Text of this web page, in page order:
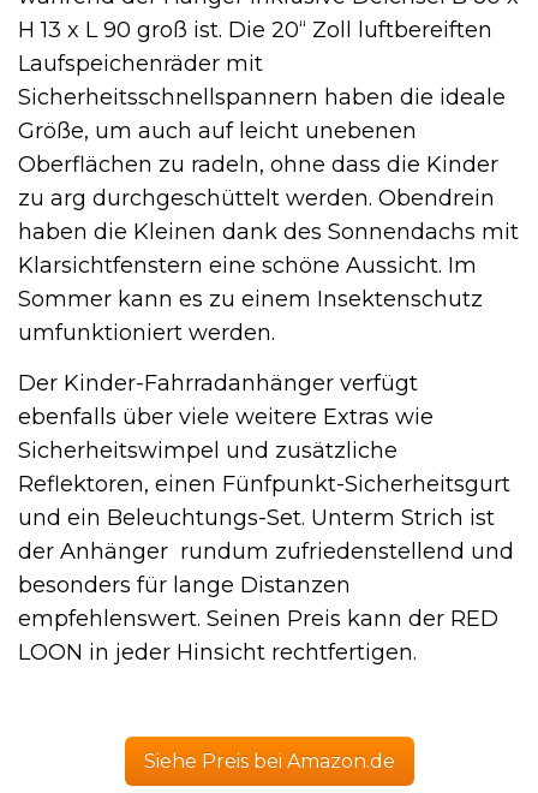
H 13 x L 90 groß ist. Die 20“ Zoll luftbereiften
Laufspeichenräder mit
Sicherheitsschnellspannern haben die ideale
Größe, um auch auf leicht unebenen
Oberflächen zu radeln, ohne dass die Kinder
zu arg durchgeschüttelt werden. Obendrein
haben die Kleinen dank des Sonnendachs mit
Klarsichtfenstern eine schöne Aussicht. Im
Sommer kann es zu einem Insektenschutz
umfunktioniert werden.
Der Kinder-Fahrradanhänger verfügt
ebenfalls über viele weitere Extras wie
Sicherheitswimpel und zusätzliche
Reflektoren, einen Fünfpunkt-Sicherheitsgurt
und ein Beleuchtungs-Set. Unterm Strich ist
der Anhänger rundum zufriedenstellend und
besonders für lange Distanzen
empfehlenswert. Seinen Preis kann der RED
LOON in jeder Hinsicht rechtfertigen.
Siehe Preis bei Amazon.de